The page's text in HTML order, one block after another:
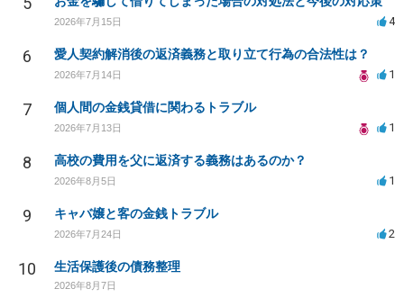
2026年7月15日 4
6 愛人契約解消後の返済義務と取り立て行為の合法性は？
2026年7月14日 1
7 個人間の金銭貸借に関わるトラブル
2026年7月13日 1
8 高校の費用を父に返済する義務はあるのか？
2026年8月5日 1
9 キャバ嬢と客の金銭トラブル
2026年7月24日 2
10 生活保護後の債務整理
2026年8月7日